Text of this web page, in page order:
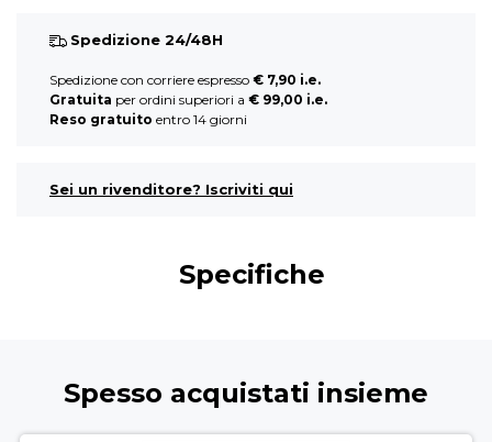
Spedizione 24/48H
Spedizione con corriere espresso € 7,90 i.e.
Gratuita per ordini superiori a € 99,00 i.e.
Reso gratuito entro 14 giorni
Sei un rivenditore? Iscriviti qui
Specifiche
Spesso acquistati insieme